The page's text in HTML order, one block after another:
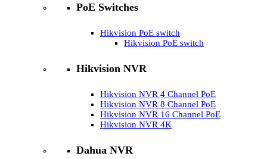
PoE Switches
Hikvision PoE switch
Hikvision PoE switch
Hikvision NVR
Hikvision NVR 4 Channel PoE
Hikvision NVR 8 Channel PoE
Hikvision NVR 16 Channel PoE
Hikvision NVR 4K
Dahua NVR